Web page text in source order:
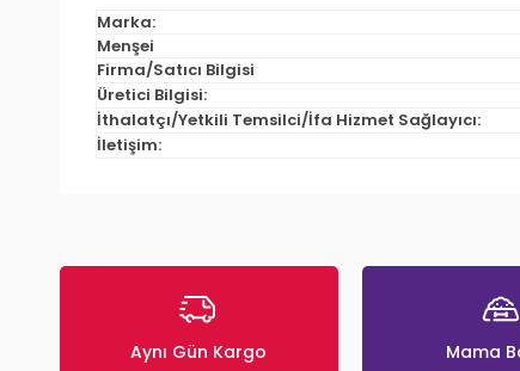
Marka:
Menşei
Firma/Satıcı Bilgisi
Üretici Bilgisi:
İthalatçı/Yetkili Temsilci/İfa Hizmet Sağlayıcı:
İletişim:
Aynı Gün Kargo Mama